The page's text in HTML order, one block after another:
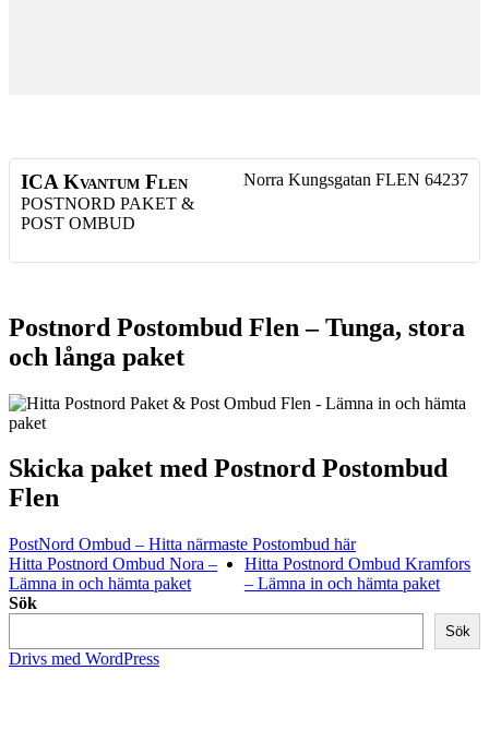
ICA Kvantum Flen
POSTNORD PAKET &
POST OMBUD
Norra Kungsgatan FLEN 64237
Postnord Postombud Flen – Tunga, stora
och långa paket
Skicka paket med Postnord Postombud
Flen
PostNord Ombud – Hitta närmaste Postombud här
Hitta Postnord Ombud Nora –
Lämna in och hämta paket
Hitta Postnord Ombud Kramfors
– Lämna in och hämta paket
Sök
Sök
Drivs med WordPress